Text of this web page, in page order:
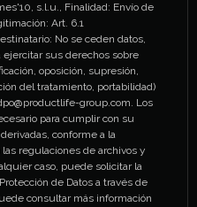
s.l.u., Finalidad: Envío de
Art. 6.1
No se ceden datos,
ejercitar sus derechos sobre
oposición, supresión,
del tratamiento, portabilidad)
group.com. Los
para cumplir con su
conforme a la
regulaciones de archivos y
caso, puede solicitar la
de Datos a través de
consultar más información